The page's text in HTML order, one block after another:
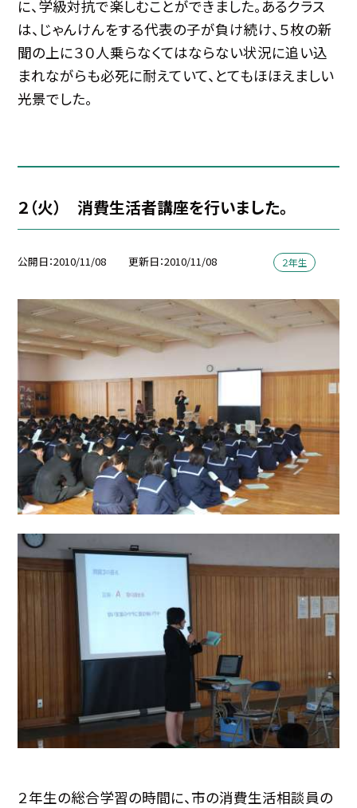
に、学級対抗で楽しむことができました。あるクラス
は、じゃんけんをする代表の子が負け続け、５枚の新
聞の上に３０人乗らなくてはならない状況に追い込
まれながらも必死に耐えていて、とてもほほえましい
光景でした。
２（火） 消費生活者講座を行いました。
公開日 2010/11/08 更新日 2010/11/08 ２年生
２年生の総合学習の時間に、市の消費生活相談員の